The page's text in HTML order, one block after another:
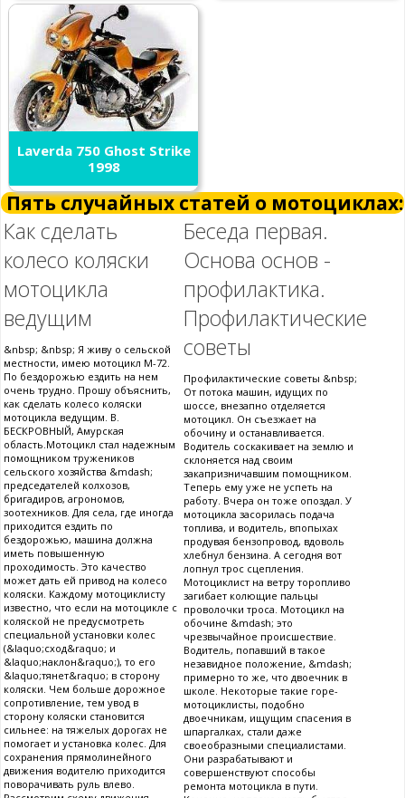
Laverda 750 Ghost Strike
1998
Пять случайных статей о мотоциклах:
Как сделать
колесо коляски
мотоцикла
ведущим
&nbsp; &nbsp; Я живу о сельской
местности, имею мотоцикл М-72.
По бездорожью ездить на нем
очень трудно. Прошу объяснить,
как сделать колесо коляски
мотоцикла ведущим. В.
БЕСКРОВНЫЙ, Амурская
область.Мотоцикл стал надежным
помощником тружеников
сельского хозяйства &mdash;
председателей колхозов,
бригадиров, агрономов,
зоотехников. Для села, где иногда
приходится ездить по
бездорожью, машина должна
иметь повышенную
проходимость. Это качество
может дать ей привод на колесо
коляски. Каждому мотоциклисту
известно, что если на мотоцикле с
коляской не предусмотреть
специальной установки колес
(&laquo;сход&raquo; и
&laquo;наклон&raquo;), то его
&laquo;тянет&raquo; в сторону
коляски. Чем больше дорожное
сопротивление, тем увод в
сторону коляски становится
сильнее: на тяжелых дорогах не
помогает и установка колес. Для
сохранения прямолинейного
движения водителю приходится
поворачивать руль влево.
Беседа первая.
Основа основ -
профилактика.
Профилактические
советы
Профилактические советы &nbsp;
От потока машин, идущих по
шоссе, внезапно отделяется
мотоцикл. Он съезжает на
обочину и останавливается.
Водитель соскакивает на землю и
склоняется над своим
закапризничавшим помощником.
Теперь ему уже не успеть на
работу. Вчера он тоже опоздал. У
мотоцикла засорилась подача
топлива, и водитель, впопыхах
продувая бензопровод, вдоволь
хлебнул бензина. А сегодня вот
лопнул трос сцепления.
Мотоциклист на ветру торопливо
загибает колющие пальцы
проволочки троса. Мотоцикл на
обочине &mdash; это
чрезвычайное происшествие.
Водитель, попавший в такое
незавидное положение, &mdash;
примерно то же, что двоечник в
школе. Некоторые такие горе-
мотоциклисты, подобно
двоечникам, ищущим спасения в
шпаргалках, стали даже
своеобразными специалистами.
Они разрабатывают и
совершенствуют способы
ремонта мотоцикла в пути.